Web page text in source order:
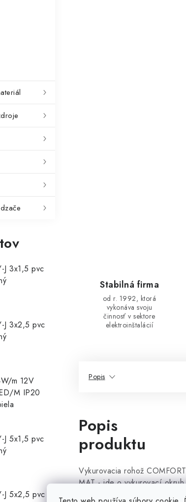
J 3x1,5 pvc
J 3x2,5 pvc
m 12V
M IP20
J 5x1,5 pvc
J 5x2,5 pvc
Stabilná firma
od r. 1992, ktorá
vykonáva svoju
činnosť v sektore
elektroinštalácií
Popis
Popis
produktu
Vykurovacia rohož COMFORT
MAT - ide o vykurovací okruh
na nosnej tkanine - okruhy a